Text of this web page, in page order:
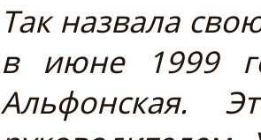
Так назвала
в июне 1999
Альфонская.